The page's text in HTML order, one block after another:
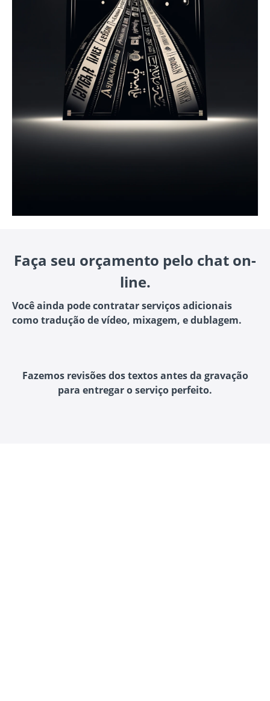
Faça seu orçamento pelo chat on-
line.
Você ainda pode contratar serviços adicionais
como tradução de vídeo, mixagem, e dublagem.
Fazemos revisões dos textos antes da gravação
para entregar o serviço perfeito.